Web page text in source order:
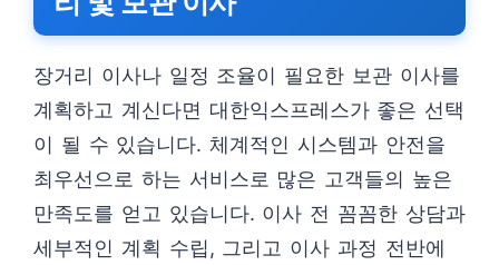
장거리 이사나 일정 조율이 필요한 보관 이사를
계획하고 계신다면 대한익스프레스가 좋은 선택
이 될 수 있습니다. 체계적인 시스템과 안전을
최우선으로 하는 서비스로 많은 고객들의 높은
만족도를 얻고 있습니다. 이사 전 꼼꼼한 상담과
세부적인 계획 수립, 그리고 이사 과정 전반에